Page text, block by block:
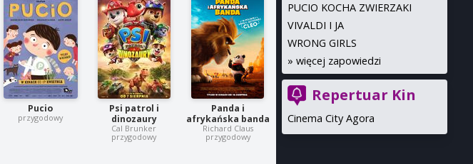
Pucio
przygodowy
Psi patrol i
dinozaury
Cal Brunker
przygodowy
Panda i
afrykańska banda
Richard Claus
przygodowy
PUCIO KOCHA ZWIERZAKI
VIVALDI I JA
WRONG GIRLS
» więcej zapowiedzi
Repertuar Kin
Cinema City Agora